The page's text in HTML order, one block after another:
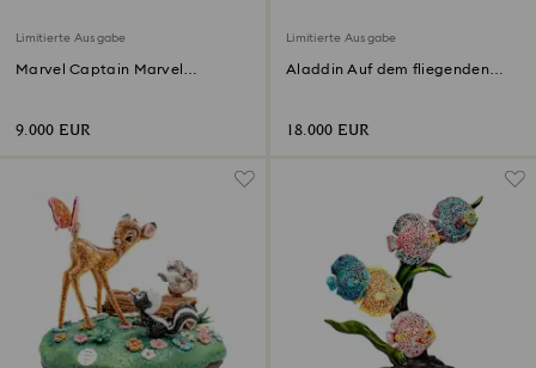
Limitierte Ausgabe
Marvel Captain Marvel
9.000 EUR
Limitierte Ausgabe
Aladdin Auf dem fliegenden
18.000 EUR